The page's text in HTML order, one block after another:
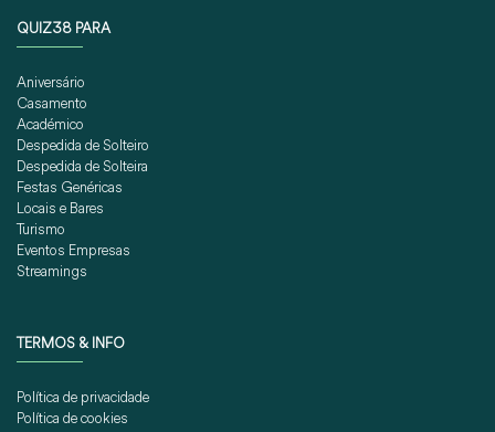
QUIZ38 PARA
Aniversário
Casamento
Académico
Despedida de Solteiro
Despedida de Solteira
Festas Genéricas
Locais e Bares
Turismo
Eventos Empresas
Streamings
TERMOS & INFO
Política de privacidade
Política de cookies